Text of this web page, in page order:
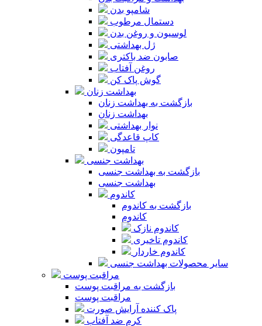
شامپو بدن
دستمال مرطوب
لوسیون و روغن بدن
ژل بهداشتی
صابون ضد باکتری
روغن آفتاب
گوش پاک کن
بهداشت زنان
بازگشت به بهداشت زنان
بهداشت زنان
نوار بهداشتی
کاپ قاعدگی
تامپون
بهداشت جنسی
بازگشت به بهداشت جنسی
بهداشت جنسی
کاندوم
بازگشت به کاندوم
کاندوم
کاندوم نازک
کاندوم تاخیری
کاندوم خاردار
سایر محصولات بهداشت جنسی
مراقبت پوست
بازگشت به مراقبت پوست
مراقبت پوست
پاک کننده آرایش صورت
کرم ضد آفتاب